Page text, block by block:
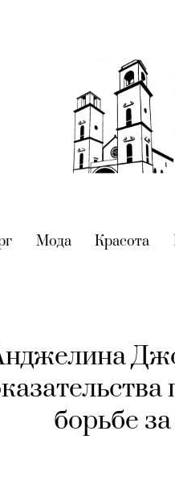
(current)
Мода(current)
Красота
борьбе